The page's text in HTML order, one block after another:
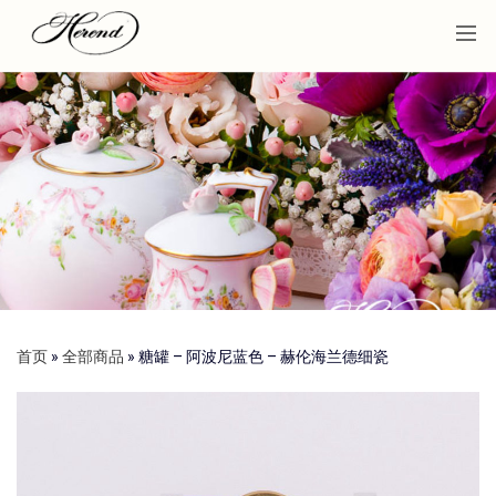
首页 » 全部商品 » 糖罐 – 阿波尼蓝色 – 赫伦海兰德细瓷